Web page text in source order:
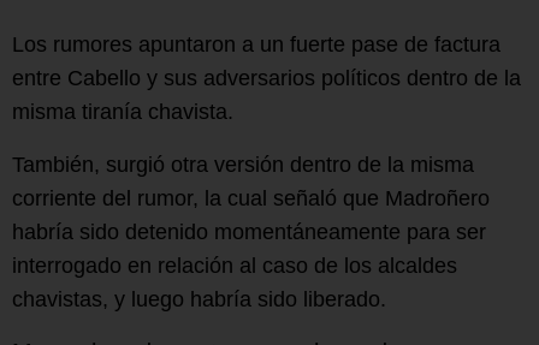
Los rumores apuntaron a un fuerte pase de factura
entre Cabello y sus adversarios políticos dentro de la
misma tiranía chavista.
También, surgió otra versión dentro de la misma
corriente del rumor, la cual señaló que Madroñero
habría sido detenido momentáneamente para ser
interrogado en relación al caso de los alcaldes
chavistas, y luego habría sido liberado.